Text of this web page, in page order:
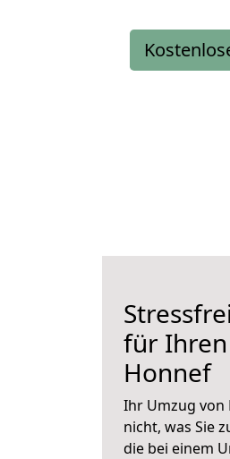
für
Honnef
Ihr Umzug von
nicht, was Sie
die bei einem